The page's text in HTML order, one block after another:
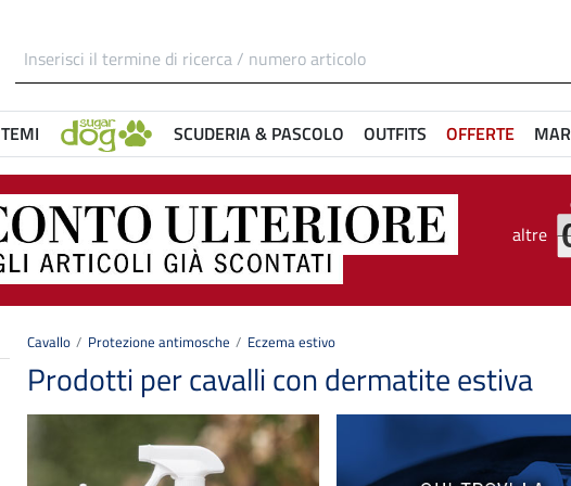
TEMI SCUDERIA & PASCOLO OUTFITS OFFERTE
altre
Cavallo Protezione antimosche Eczema estivo
Prodotti per cavalli con dermatite estiva